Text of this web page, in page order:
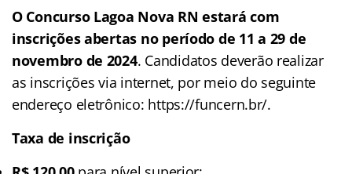
O Concurso Lagoa Nova RN estará com
inscrições abertas no período de 11 a 29 de
novembro de 2024. Candidatos deverão realizar
as inscrições via internet, por meio do seguinte
endereço eletrônico: https://funcern.br/.
Taxa de inscrição